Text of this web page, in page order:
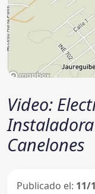
Video:
Canelones
Publicado el: 11/